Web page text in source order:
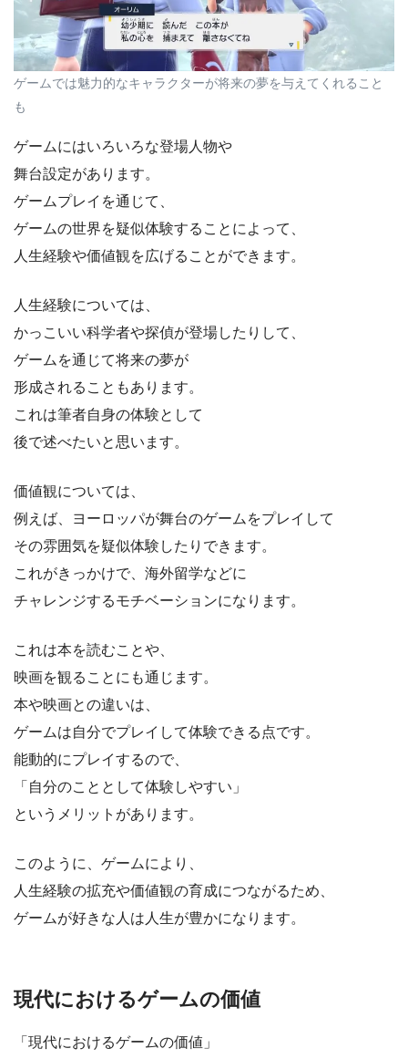
ゲームでは魅力的なキャラクターが将来の夢を与えてくれること
も
ゲームにはいろいろな登場人物や
舞台設定があります。
ゲームプレイを通じて、
ゲームの世界を疑似体験することによって、
人生経験や価値観を広げることができます。
人生経験については、
かっこいい科学者や探偵が登場したりして、
ゲームを通じて将来の夢が
形成されることもあります。
これは筆者自身の体験として
後で述べたいと思います。
価値観については、
例えば、ヨーロッパが舞台のゲームをプレイして
その雰囲気を疑似体験したりできます。
これがきっかけで、海外留学などに
チャレンジするモチベーションになります。
これは本を読むことや、
映画を観ることにも通じます。
本や映画との違いは、
ゲームは自分でプレイして体験できる点です。
能動的にプレイするので、
「自分のこととして体験しやすい」
というメリットがあります。
このように、ゲームにより、
人生経験の拡充や価値観の育成につながるため、
ゲームが好きな人は人生が豊かになります。
現代におけるゲームの価値
「現代におけるゲームの価値」